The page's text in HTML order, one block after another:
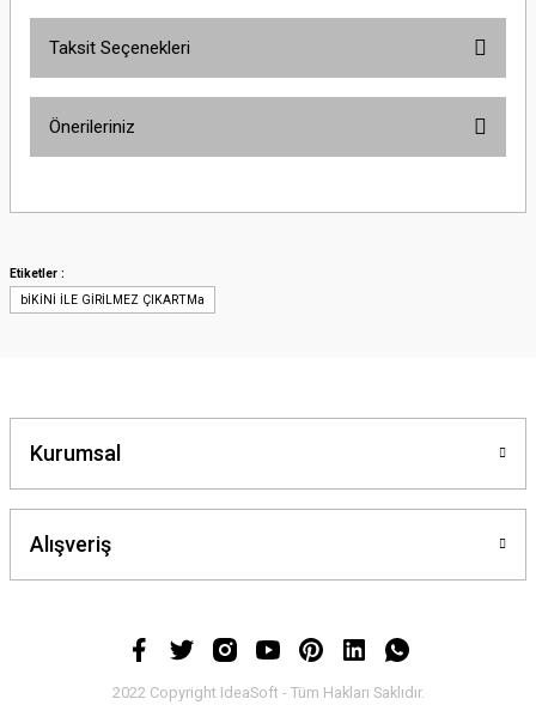
Taksit Seçenekleri
Önerileriniz
yetersiz gördüğünüz noktaları öneri formunu kullanarak tarafımıza
Ürün resmi kalitesiz, bozuk veya görüntülenemiyor.
Ürün fiyatı diğer sitelerden daha pahalı.
Bu ürüne benzer farklı alternatifler olmalı.
Etiketler :
bİKİNİ İLE GİRİLMEZ ÇIKARTMa
Kurumsal
Alışveriş
2022 Copyright IdeaSoft - Tüm Hakları Saklıdır.